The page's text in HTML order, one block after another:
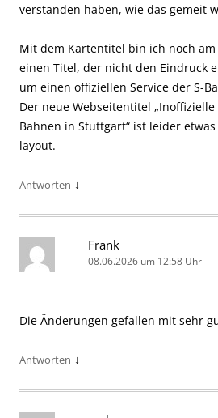
verstanden haben, wie das gemeit
Mit dem Kartentitel bin ich noch
einen Titel, der nicht den Eindruck
um einen offiziellen Service der S-
Der neue Webseitentitel „Inoffizielle
Bahnen in Stuttgart“ ist leider
layout.
Antworten ↓
Frank
08.06.2026 um 12:58 Uhr
Die Änderungen gefallen mit sehr
Antworten ↓